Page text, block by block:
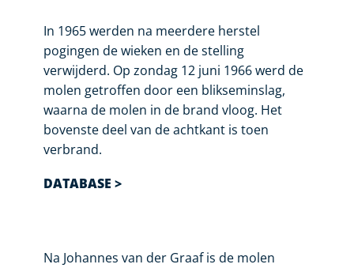
In 1965 werden na meerdere herstel
pogingen de wieken en de stelling
verwijderd. Op zondag 12 juni 1966 werd de
molen getroffen door een blikseminslag,
waarna de molen in de brand vloog. Het
bovenste deel van de achtkant is toen
verbrand.
DATABASE >
Na Johannes van der Graaf is de molen